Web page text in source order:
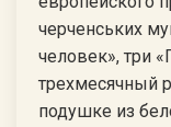
черченських
человек», три
трехмесячный
подушке из